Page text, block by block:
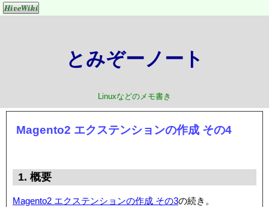
とみぞーノート
Linuxなどのメモ書き
Magento2 エクステンションの作成 その4
1. 概要
Magento2 エクステンションの作成 その3の続き。